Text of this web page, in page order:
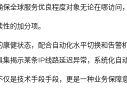
全球服务优良程度对象无论在哪访问
的加分项。
健状态，配合自动化水平切换和告警
揭示某条IP线路延迟异常，系统化自
是技术手段手段，更是一种业务保障意